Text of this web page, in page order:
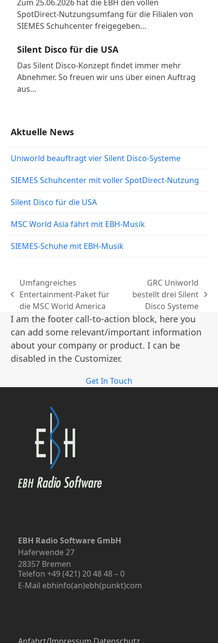
Zum 25.06.2026 hat die EBH den vollen
SpotDirect-Nutzungsumfang für die Filialen von
SIEMES Schuhcenter freigegeben…
Silent Disco für die USA
Das Silent Disco-Konzept findet immer mehr
Abnehmer. So freuen wir uns über einen Auftrag
aus…
Aktuelle News
Uniworld beauftragt vier Silent Disco-Systeme
SIEMES Schuhcenter mit voller SpotDirect-Nutzung
Silent Disco für die USA
MSC World Asia fährt mit EBH-Musik
SIEMES-Schuhe mit EBH-Musik
vorheriger
Beitrag:
Umfangreiches
Entertainment-Paket für
die MSC World America
Nächster
Beitrag:
GRC Uniworld
bestellt drei Silent
Disco Systeme
I am the footer call-to-action block, here you
can add some relevant/important information
about your company or product. I can be
disabled in the Customizer.
Get In Touch
EBH Radio Software GmbH
Haferwende 27
28357 Bremen
Telefon +49 (421) 20 48 48 – 0
E-Mail ebhinfo(an)ebh(punkt)com